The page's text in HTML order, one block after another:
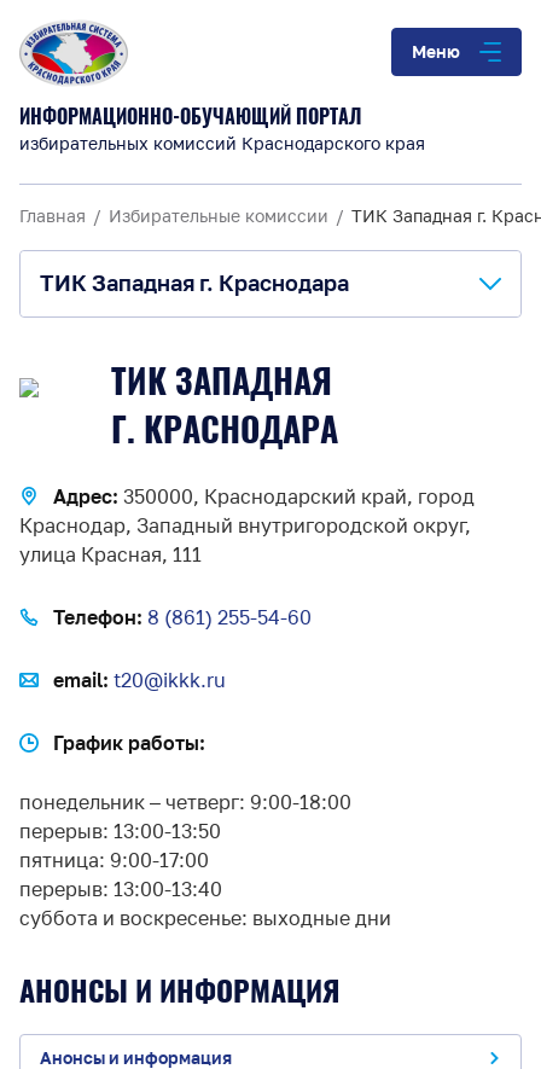
Меню
ИНФОРМАЦИОННО-ОБУЧАЮЩИЙ ПОРТАЛ
избирательных комиссий Краснодарского края
Главная Избирательные комиссии ТИК Западная г.
ТИК Западная г. Краснодара
Анонсы и информация
Повышение правовой культуры
ТИК ЗАПАДНАЯ
Г. КРАСНОДАРА
Адрес: 350000, Краснодарский край, город
Краснодар, Западный внутригородской округ,
улица Красная, 111
Телефон: 8 (861) 255-54-60
email: t20@ikkk.ru
График работы:
понедельник – четверг: 9:00-18:00
перерыв: 13:00-13:50
пятница: 9:00-17:00
перерыв: 13:00-13:40
суббота и воскресенье: выходные дни
АНОНСЫ И ИНФОРМАЦИЯ
Анонсы и информация